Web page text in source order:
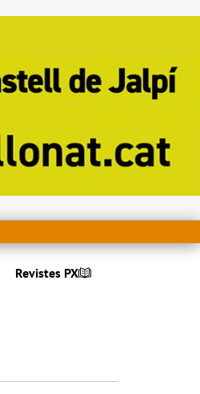
Revistes PX